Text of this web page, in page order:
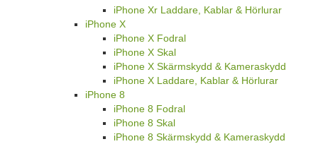
iPhone Xr Laddare, Kablar & Hörlurar
iPhone X
iPhone X Fodral
iPhone X Skal
iPhone X Skärmskydd & Kameraskydd
iPhone X Laddare, Kablar & Hörlurar
iPhone 8
iPhone 8 Fodral
iPhone 8 Skal
iPhone 8 Skärmskydd & Kameraskydd